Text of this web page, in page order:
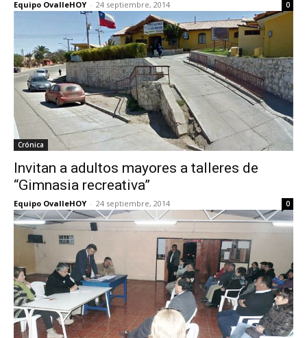
Equipo OvalleHOY - 24 septiembre, 2014 0
Crónica
Invitan a adultos mayores a talleres de
“Gimnasia recreativa”
Equipo OvalleHOY - 24 septiembre, 2014 0